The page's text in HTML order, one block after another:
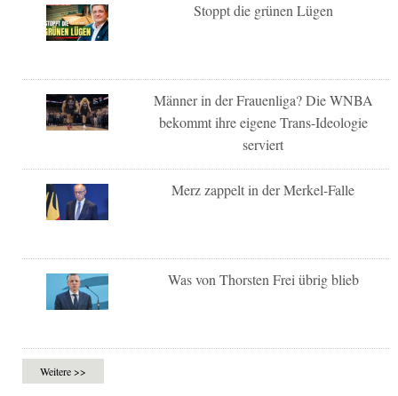
Stoppt die grünen Lügen
Männer in der Frauenliga? Die WNBA
bekommt ihre eigene Trans-Ideologie
serviert
Merz zappelt in der Merkel-Falle
Was von Thorsten Frei übrig blieb
Weitere >>